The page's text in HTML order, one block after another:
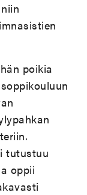
poikia
tutustuu
oppii